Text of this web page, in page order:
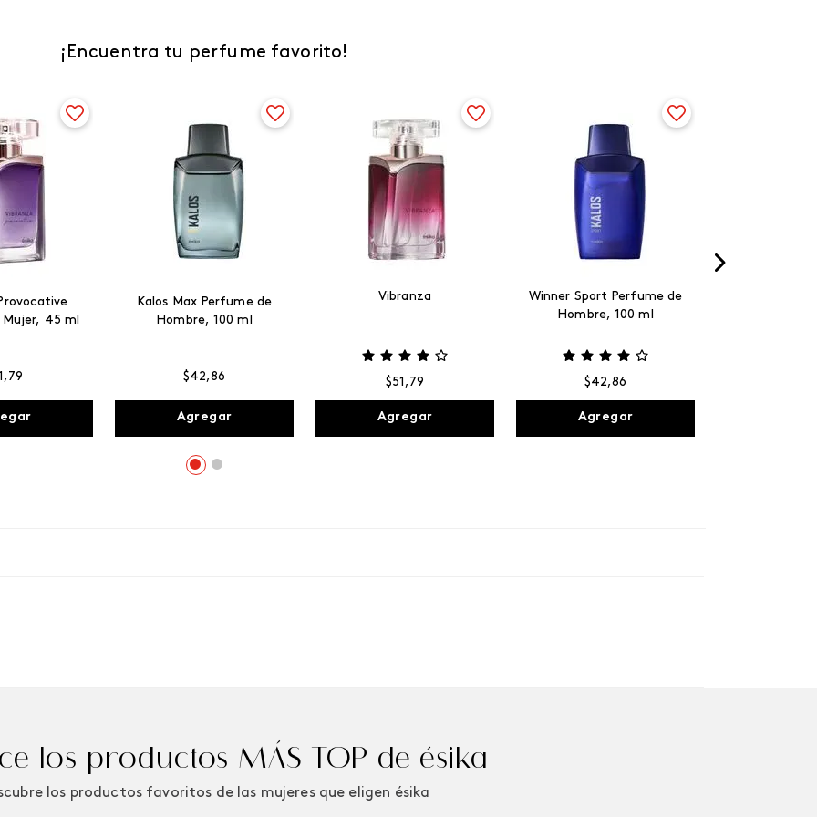
¡Encuentra tu perfume favorito!
45 ml
, 79
Kalos Max Perfume de
Hombre, 100 ml
$42,86
Agregar
Vibranza
$51 , 79
Agregar
Winner Sport Perfume de
Hombre, 100 ml
$42,86
Agregar
los productos MÁS TOP de ésika
los productos favoritos de las mujeres que eligen ésika